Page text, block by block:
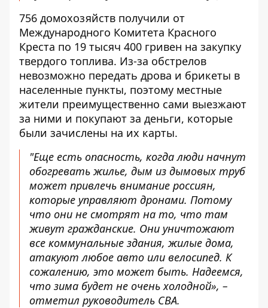
756 домохозяйств получили от
Международного Комитета Красного
Креста по 19 тысяч 400 гривен на закупку
твердого топлива. Из-за обстрелов
невозможно передать дрова и брикеты в
населенные пункты, поэтому местные
жители преимущественно сами выезжают
за ними и покупают за деньги, которые
были зачислены на их карты.
"Еще есть опасность, когда люди начнут
обогревать жилье, дым из дымовых труб
может привлечь внимание россиян,
которые управляют дронами. Потому
что они не смотрят на то, что там
живут гражданские. Они уничтожают
все коммунальные здания, жилые дома,
атакуют любое авто или велосипед. К
сожалению, это может быть. Надеемся,
что зима будет не очень холодной», –
отметил руководитель СВА.